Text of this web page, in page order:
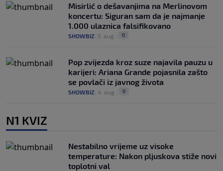
Misirlić o dešavanjima na Merlinovom
koncertu: Siguran sam da je najmanje
1.000 ulaznica falsifikovano
SHOWBIZ 5. aug. 0
Pop zvijezda kroz suze najavila pauzu u
karijeri: Ariana Grande pojasnila zašto
se povlači iz javnog života
SHOWBIZ 4. aug. 0
N1 KVIZ
Nestabilno vrijeme uz visoke
temperature: Nakon pljuskova stiže novi
toplotni val